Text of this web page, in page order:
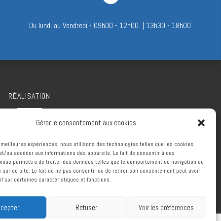
Gérer le consentement aux cookies
expériences, nous utilisons des technologies telles que les cookies
ou accéder aux informations des appareils. Le fait de consentir à ces
permettra de traiter des données telles que le comportement de navigation ou
sur ce site. Le fait de ne pas consentir ou de retirer son consentement peut avoir
sur certaines caractéristiques et fonctions.
Refuser Voir les préférences
Du lundi au Vendredi - 09h00 - 12h00 | 13h30 - 18h00
RÉALISATION
à Segonzac